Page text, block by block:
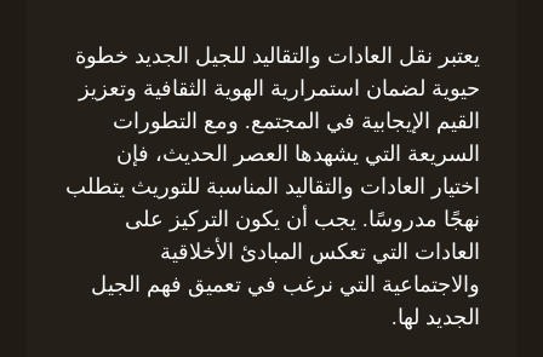
يعتبر نقل العادات والتقاليد للجيل الجديد خطوة
حيوية لضمان استمرارية الهوية الثقافية وتعزيز
القيم الإيجابية في المجتمع. ومع التطورات
السريعة التي يشهدها العصر الحديث، فإن
اختيار العادات والتقاليد المناسبة للتوريث يتطلب
نهجًا مدروسًا. يجب أن يكون التركيز على
العادات التي تعكس المبادئ الأخلاقية
والاجتماعية التي نرغب في تعميق فهم الجيل
الجديد لها.